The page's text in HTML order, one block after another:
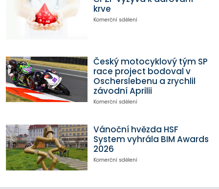
krve
Komerční sdělení
Český motocyklový tým SP
race project bodoval v
Oscherslebenu a zrychlil
závodní Aprilii
Komerční sdělení
Vánoční hvězda HSF
System vyhrála BIM Awards
2026
Komerční sdělení